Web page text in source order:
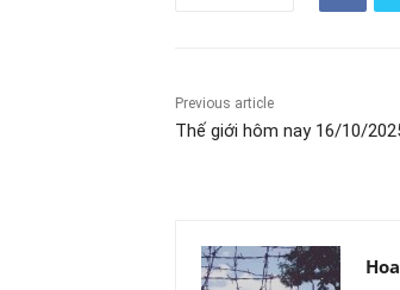
Previous article
Thế giới hôm nay 16/10/